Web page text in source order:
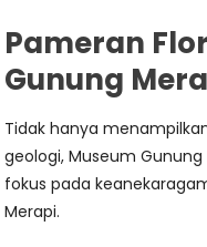
Pameran
Gunung
Tidak hanya
geologi, Museum
fokus pada
Merapi.